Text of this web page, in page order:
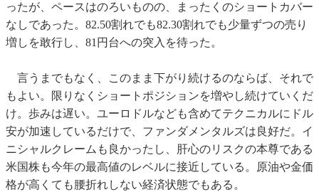
ったが、ペースはのろいものの、まったくのショートカバー
なしであった。82.50割れでも82.30割れでも少量ずつの売り
増しを敢行し、81円台への突入を待った。
言うまでもなく、このまま下がり続けるのならば、それで
もよい。限りなくショートポジションを増やし続けていくだ
け。歩みは遅い。ユーロドルなども含めてテクニカルにドル
安が加速しているだけで、ファンダメンタルズは良好だ。イ
ニシャルクレームも良かったし、肝心のリスクの本尊である
米国株も今年の最高値のレベルに接近している。原油や金価
格が高くても腰折れしない経済状態でもある。